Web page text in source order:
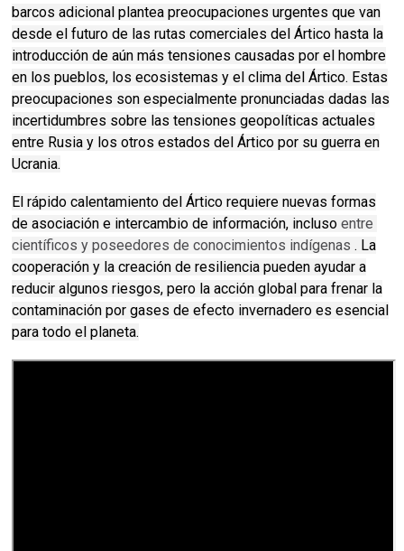
barcos adicional plantea preocupaciones urgentes que van
desde el futuro de las rutas comerciales del Ártico hasta la
introducción de aún más tensiones causadas por el hombre
en los pueblos, los ecosistemas y el clima del Ártico. Estas
preocupaciones son especialmente pronunciadas dadas las
incertidumbres sobre las tensiones geopolíticas actuales
entre Rusia y los otros estados del Ártico por su guerra en
Ucrania.
El rápido calentamiento del Ártico requiere nuevas formas
de asociación e intercambio de información, inclusoentre
científicos y poseedores de conocimientos indígenas . La
cooperación y la creación de resiliencia pueden ayudar a
reducir algunos riesgos, pero la acción global para frenar la
contaminación por gases de efecto invernadero es esencial
para todo el planeta.